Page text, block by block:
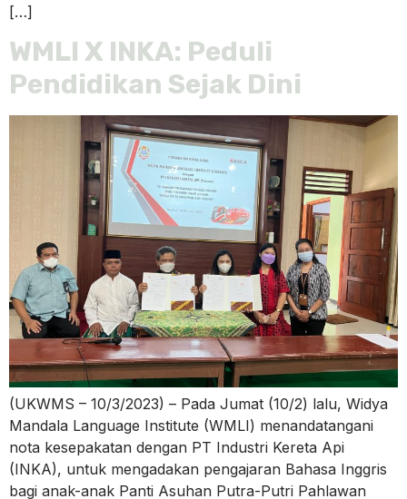
[…]
WMLI X INKA: Peduli
Pendidikan Sejak Dini
(UKWMS – 10/3/2023) – Pada Jumat (10/2) lalu, Widya
Mandala Language Institute (WMLI) menandatangani
nota kesepakatan dengan PT Industri Kereta Api
(INKA), untuk mengadakan pengajaran Bahasa Inggris
bagi anak-anak Panti Asuhan Putra-Putri Pahlawan